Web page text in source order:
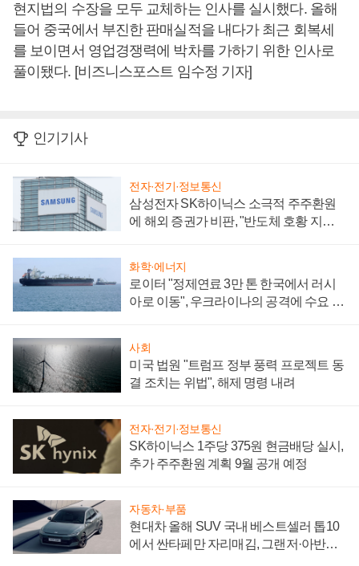
현지법의 수장을 모두 교체하는 인사를 실시했다. 올해
들어 중국에서 부진한 판매실적을 내다가 최근 회복세
를 보이면서 영업경쟁력에 박차를 가하기 위한 인사로
풀이됐다. [비즈니스포스트 임수정 기자]
인기기사
전자·전기·정보통신
삼성전자 SK하이닉스 소극적 주주환원
에 해외 증권가 비판, "반도체 호황 지속
화학·에너지
로이터 "정제연료 3만 톤 한국에서 러시
아로 이동", 우크라이나의 공격에 수요 늘
사회
미국 법원 "트럼프 정부 풍력 프로젝트 동
결 조치는 위법", 해제 명령 내려
전자·전기·정보통신
SK하이닉스 1주당 375원 현금배당 실시,
추가 주주환원 계획 9월 공개 예정
자동차·부품
현대차 올해 SUV 국내 베스트셀러 톱10
에서 싼타페만 자리매김, 그랜저·아반떼